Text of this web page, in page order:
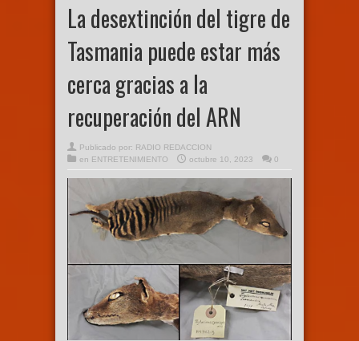
La desextinción del tigre de
Tasmania puede estar más
cerca gracias a la
recuperación del ARN
Publicado por: RADIO REDACCION
en ENTRETENIMIENTO octubre 10, 2023 0